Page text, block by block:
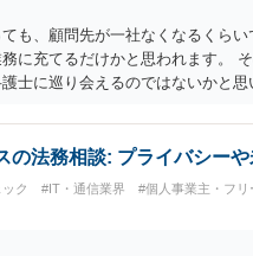
も、顧問先が一社なくなるくら
に充てるだけかと思われます。
士に巡り会えるのではないかと
の法務相談: プライバシー
ク #IT・通信業界 #個人事業主・フリ